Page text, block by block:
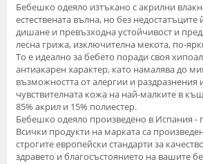
Бебешко одеяло изтъкано с акрилни
естествената вълна, но без недостатъците
дишане и превъзходна устойчивост и
лесна грижа, изключителна мекота, по-
То е идеално за бебето поради своя
антиакарен характер, като намалява до
възможността от алергии и раздразнения
чувствителната кожа на най-малките в
85% акрил и 15% полиестер.
Бебешко одеяло произведено в Испания -
Всички продукти на марката са
строгите европейски стандарти за
здравето и благосъстоянието на вашите